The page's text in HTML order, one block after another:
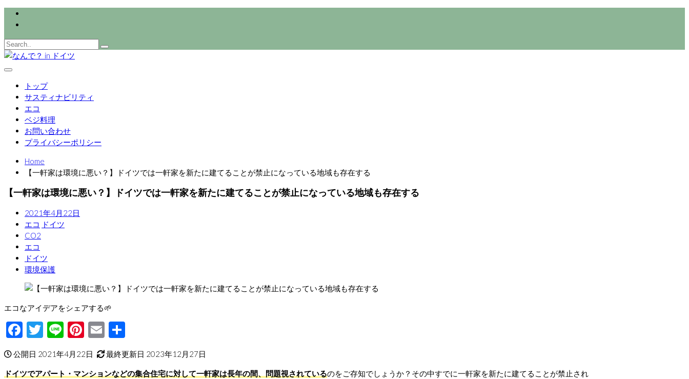
Skip
なんで？ in ドイツ
サスティナブルな生活のアイデア集
トップ
サスティナビリティ
エコ
ベジ料理
お問い合わせ
プライバシーポリシー
Home
【一軒家は環境に悪い？】ドイツでは一軒家を新たに建てることが禁止になっている地域も存在する
【一軒家は環境に悪い？】ドイツでは一軒家を新たに建てることが禁止になっている地域も存在する
2021年4月22日
エコ
ドイツ
CO2
エコ
ドイツ
環境保護
エコなアイデアをシェアする🌱
Facebook
Twitter
LinePinterest
Email
有
公開日 2021年4月22日 最終更新日 2023年12月27日
ドイツでアパート・マンションなどの集合住宅に対して一軒家は長年の間、問題視されているのをご存知でしょうか？その中すでに一軒家を新たに建てることが禁止され